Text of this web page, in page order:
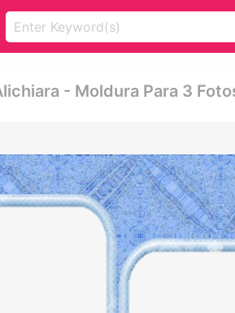
- Moldura Para 3